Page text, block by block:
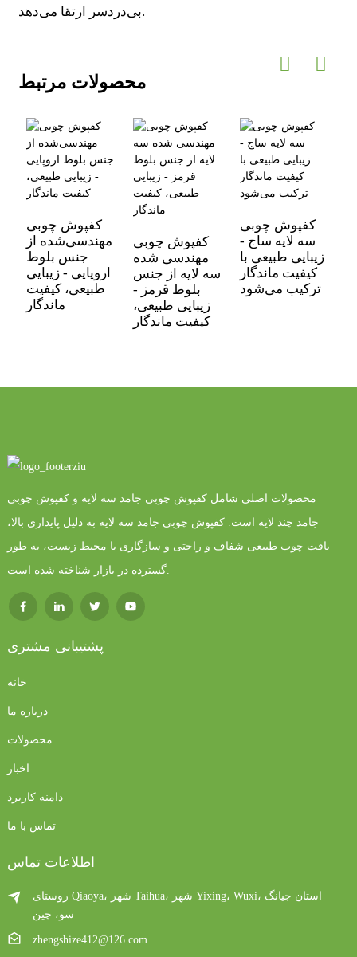
بی‌دردسر ارتقا می‌دهد.
محصولات مرتبط
کفپوش چوبی
مهندسی‌شده از
جنس بلوط
اروپایی - زیبایی
طبیعی، کیفیت
ماندگار
کفپوش چوبی
مهندسی شده
سه لایه از جنس
بلوط قرمز -
زیبایی طبیعی،
کیفیت ماندگار
کفپوش چوبی
سه لایه ساج -
زیبایی طبیعی با
کیفیت ماندگار
ترکیب می‌شود
محصولات اصلی شامل کفپوش چوبی جامد سه لایه و کفپوش چوبی
جامد چند لایه است. کفپوش چوبی جامد سه لایه به دلیل پایداری بالا،
بافت چوب طبیعی شفاف و راحتی و سازگاری با محیط زیست، به طور
گسترده در بازار شناخته شده است.
پشتیبانی مشتری
خانه
درباره ما
محصولات
اخبار
دامنه کاربرد
تماس با ما
اطلاعات تماس
روستای Qiaoya، شهر Taihua، شهر Yixing، Wuxi، استان جیانگ
سو، چین
zhengshize412@126.com